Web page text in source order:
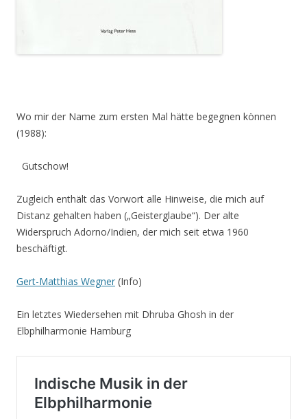
Wo mir der Name zum ersten Mal hätte begegnen können
(1988):
Gutschow!
Zugleich enthält das Vorwort alle Hinweise, die mich auf
Distanz gehalten haben („Geisterglaube“). Der alte
Widerspruch Adorno/Indien, der mich seit etwa 1960
beschäftigt.
Gert-Matthias Wegner (Info)
Ein letztes Wiedersehen mit Dhruba Ghosh in der
Elbphilharmonie Hamburg